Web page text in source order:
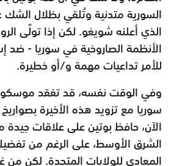
السورية متدنية وتُلقي بظلال الشك
الذي أعلنه شويغو. لكن إذا تولّى
الأنظمة الصاروخية في سوريا - ضد
للأمر تداعيات مهمة و/أو خطيرة.
وفي الوقت نفسه، قد تفقد
الآن، حافظ بوتين على علاقات
الشرق الأوسط، على الرغم من
المعادي للولايات المتحدة. لكن من